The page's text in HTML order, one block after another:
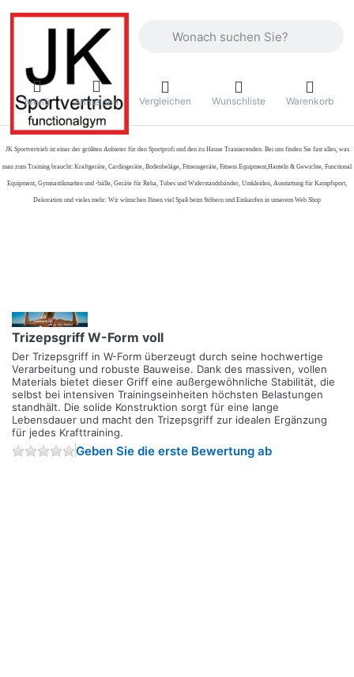
Menü Anmelden Vergleichen Wunschliste Warenkorb
JK Sportvertrieb ist einer der größten Anbieter für den Sportprofi und den zu Hause Trainierenden. Bei uns finden Sie fast alles, was
man zum Training braucht: Kraftgeräte, Cardiogeräte, Bodenbeläge, Fitnessgeräte, Fitness Equipment,Hanteln & Gewichte, Functional
Equipment, Gymnastikmatten und -bälle, Geräte für Reha, Tubes und Widerstandsbänder, Umkleiden, Ausstattung für Kampfsport,
Dekoration und vieles mehr. Wir wünschen Ihnen viel Spaß beim Stöbern und Einkaufen in unserem Web Shop
Trizepsgriff W-Form voll
Der Trizepsgriff in W-Form überzeugt durch seine hochwertige
Verarbeitung und robuste Bauweise. Dank des massiven, vollen
Materials bietet dieser Griff eine außergewöhnliche Stabilität, die
selbst bei intensiven Trainingseinheiten höchsten Belastungen
standhält. Die solide Konstruktion sorgt für eine lange
Lebensdauer und macht den Trizepsgriff zur idealen Ergänzung
für jedes Krafttraining.
Geben Sie die erste Bewertung ab